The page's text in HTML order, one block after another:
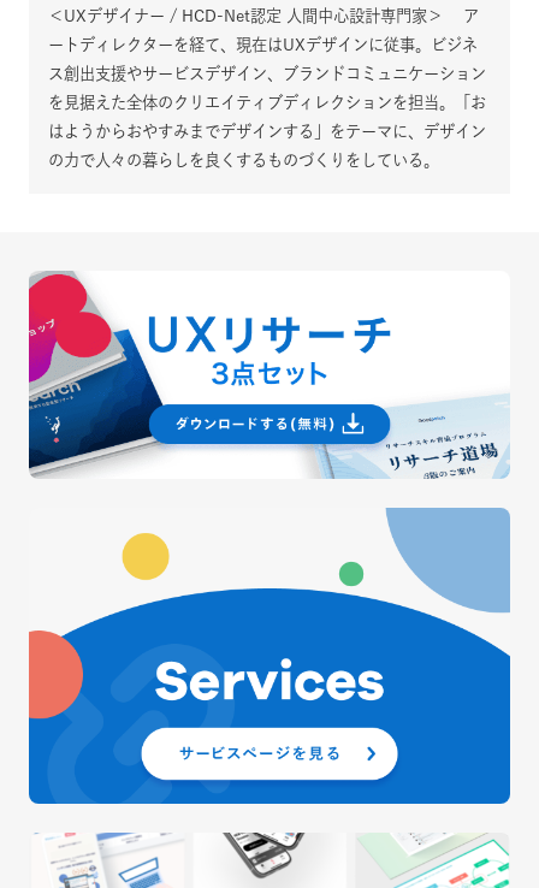
＜UXデザイナー / HCD-Net認定 人間中心設計専門家＞ ア
ートディレクターを経て、現在はUXデザインに従事。ビジネ
ス創出支援やサービスデザイン、ブランドコミュニケーション
を見据えた全体のクリエイティブディレクションを担当。「お
はようからおやすみまでデザインする」をテーマに、デザイン
の力で人々の暮らしを良くするものづくりをしている。